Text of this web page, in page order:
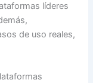
líderes
de uso reales,